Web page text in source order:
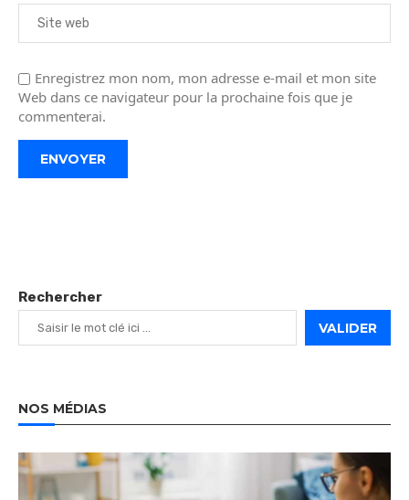
Enregistrez mon nom, mon adresse e-mail et mon site
Web dans ce navigateur pour la prochaine fois que je
commenterai.
Rechercher
VALIDER
NOS MÉDIAS